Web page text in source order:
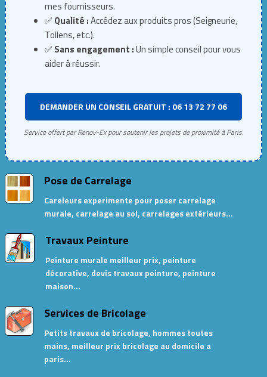
mes fournisseurs.
✅Qualité :Accédez aux produits pros (Seigneurie,
Tollens, etc.).
✅Sans engagement :Un simple conseil pour vous
aider à réussir.
DEMANDER UN CONSEIL GRATUIT : 06 13 72 77 06
Service offert par Renov-Ex pour soutenir les projets de proximité à Paris.
Pose de Carrelage
Careleurs experimente pour poser carrelage
murale, carrelage au sol, carrelages extérieurs…
Travaux Peinture
Peinture murale meilleur prix, peinture
décorative, devis travaux peinture, peinture
maison…
Services de Bricolage
Petits travaux de bricolage, hommes toutes
mains, meilleur prix bricolage au domicile a
paris…